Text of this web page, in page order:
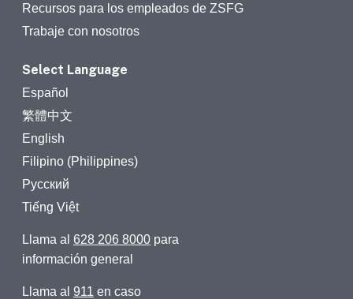
Recursos para los empleados de ZSFG
Trabaje con nosotros
Select Language
Español
繁體中文
English
Filipino (Philippines)
Русский
Tiếng Việt
Llama al 628 206 8000 para
información general
Llama al 911 en caso